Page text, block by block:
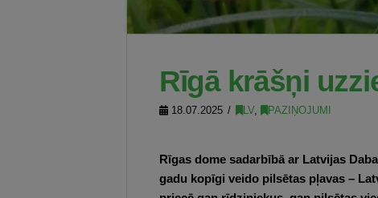
Rīgā krāšņi
18.07.2025 LV, PAZIŅOJUMI
Rīgas dome sadarbībā ar Latvijas
gadu kopīgi veido pilsētas pļavas –